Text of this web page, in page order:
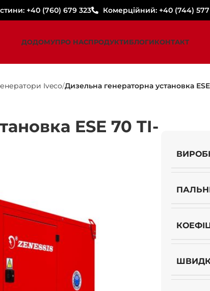
+40 (760) 679 323 Комерційний: +40 (744) 577
ДОДОМУПРО НАСПРОДУКТИБЛОГИКОНТАКТ
Iveco Дизельна генераторна установка
ESE 70 TI-